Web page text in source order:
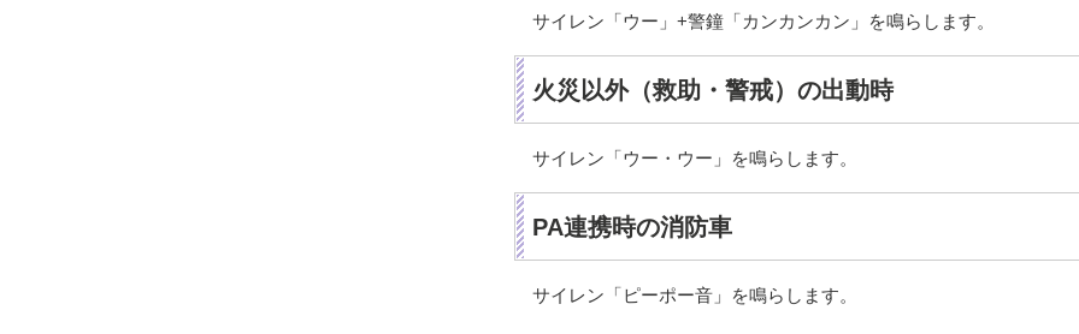
サイレン「ウー」+警鐘「カンカンカン」を鳴らします。
火災以外（救助・警戒）の出動時
サイレン「ウー・ウー」を鳴らします。
PA連携時の消防車
サイレン「ピーポー音」を鳴らします。